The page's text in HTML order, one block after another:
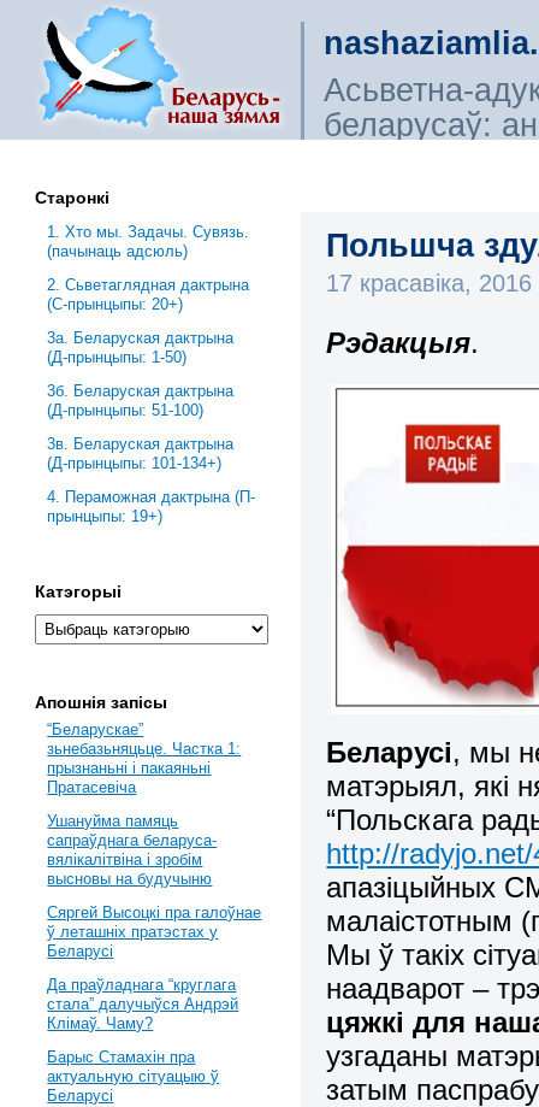
Асьветна-
беларусаў:
Польшча
17 красавіка, 2016
Рэдакцыя.
Беларусі, мы
матэрыял, які
“Польскага
http://
апазіцыйных
малаістотным
Мы ў такіх
наадварот –
цяжкі для
узгаданы
затым
Старонкі
1. Хто мы. Задачы. Сувязь.
(пачынаць адсюль)
2. Сьветаглядная дактрына
(С-прынцыпы: 20+)
3a. Беларуская дактрына
(Д-прынцыпы: 1-50)
3б. Беларуская дактрына
(Д-прынцыпы: 51-100)
3в. Беларуская дактрына
(Д-прынцыпы: 101-134+)
4. Пераможная дактрына (П-
прынцыпы: 19+)
Катэгорыі
Апошнія запісы
“Беларускае”
зьнебазьняцьце. Частка 1:
прызнаньні і пакаяньні
Пратасевіча
Ушануйма памяць
сапраўднага беларуса-
вялікалітвіна і зробім
высновы на будучыню
Сяргей Высоцкі пра галоўнае
ў леташніх пратэстах у
Беларусі
Да праўладнага “круглага
стала” далучыўся Андрэй
Клімаў. Чаму?
Барыс Стамахін пра
актуальную сітуацыю ў
Беларусі